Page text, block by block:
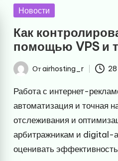
Опубликовано
Новости
Как
помощью VPS и
Запись
от
Отairhosting_r
Работа с интернет-
автоматизация и точная
отслеживания и
арбитражникам и digital-
оценивать